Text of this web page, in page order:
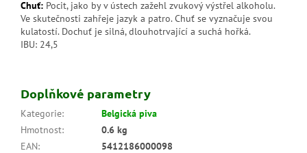
Chuť: Pocit, jako by v ústech zažehl zvukový výstřel alkoholu.
Ve skutečnosti zahřeje jazyk a patro. Chuť se vyznačuje svou
kulatostí. Dochuť je silná, dlouhotrvající a suchá hořká.
IBU: 24,5
Doplňkové parametry
Kategorie:
Belgická piva
Hmotnost:
0.6 kg
EAN:
5412186000098